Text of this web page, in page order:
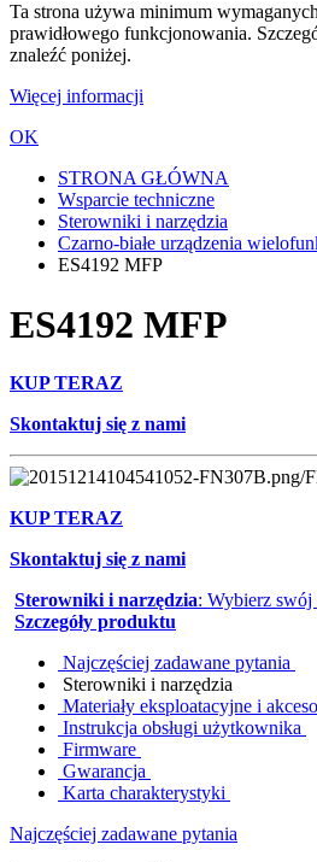
Ta strona używa minimum
prawidłowego funkcjonowania.
znaleźć poniżej.
Więcej informacji
OK
STRONA GŁÓWNA
Wsparcie techniczne
Sterowniki i narzędzia
Czarno-białe urządzenia
ES4192 MFP
ES4192 MFP
KUP TERAZ
Skontaktuj się z nami
KUP TERAZ
Skontaktuj się z nami
Sterowniki i narzędzia: Wybierz swój
Szczegóły produktu
Najczęściej zadawane pytania
Sterowniki i narzędzia
Materiały eksploatacyjne i
Instrukcja obsługi użytkownika
Firmware
Gwarancja
Karta charakterystyki
Najczęściej zadawane pytania